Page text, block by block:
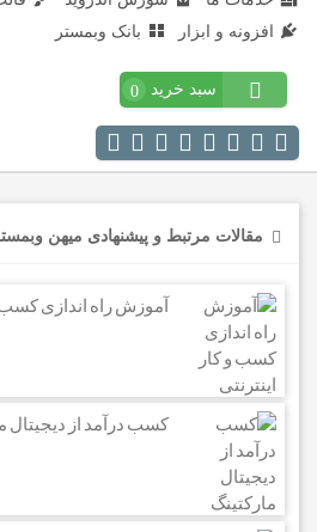
افزونه و ابزار
بانک وبمستر
سبد خرید 0
مقالات مرتبط و پیشنهادی میهن
آموزش راه اندازی کسب
کسب درآمد از دیجیتال